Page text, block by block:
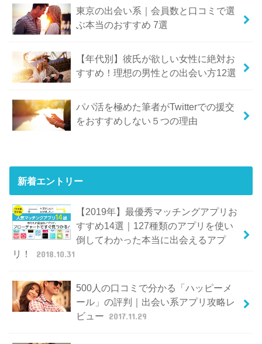
東京の出会い系｜会員数と口コミで選
ぶ本当のおすすめ 7選
【年代別】彼氏が欲しい女性に絶対お
すすめ！理想の男性との出会い方12選
パパ活を極めた筆者がTwitterでの援交
をおすすめしない５つの理由
新着エントリー
【2019年】最優秀マッチングアプリお
すすめ14選｜127種類のアプリを使い
倒してわかった本当に出会えるアプ
リ！
2018.10.31
500人の口コミで分かる「ハッピーメ
ール」の評判｜出会い系アプリ攻略レ
ビュー 2017.11.29